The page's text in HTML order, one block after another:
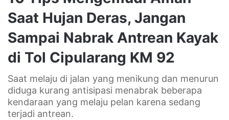
Saat Hujan Deras, Jangan
Sampai Nabrak Antrean Kayak
di Tol Cipularang KM 92
Saat melaju di jalan yang menikung dan menurun
diduga kurang antisipasi menabrak beberapa
kendaraan yang melaju pelan karena sedang
terjadi antrean.